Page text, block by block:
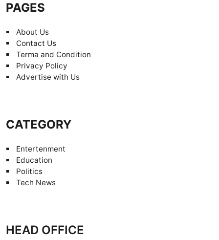
PAGES
About Us
Contact Us
Terma and Condition
Privacy Policy
Advertise with Us
CATEGORY
Entertenment
Education
Politics
Tech News
HEAD OFFICE